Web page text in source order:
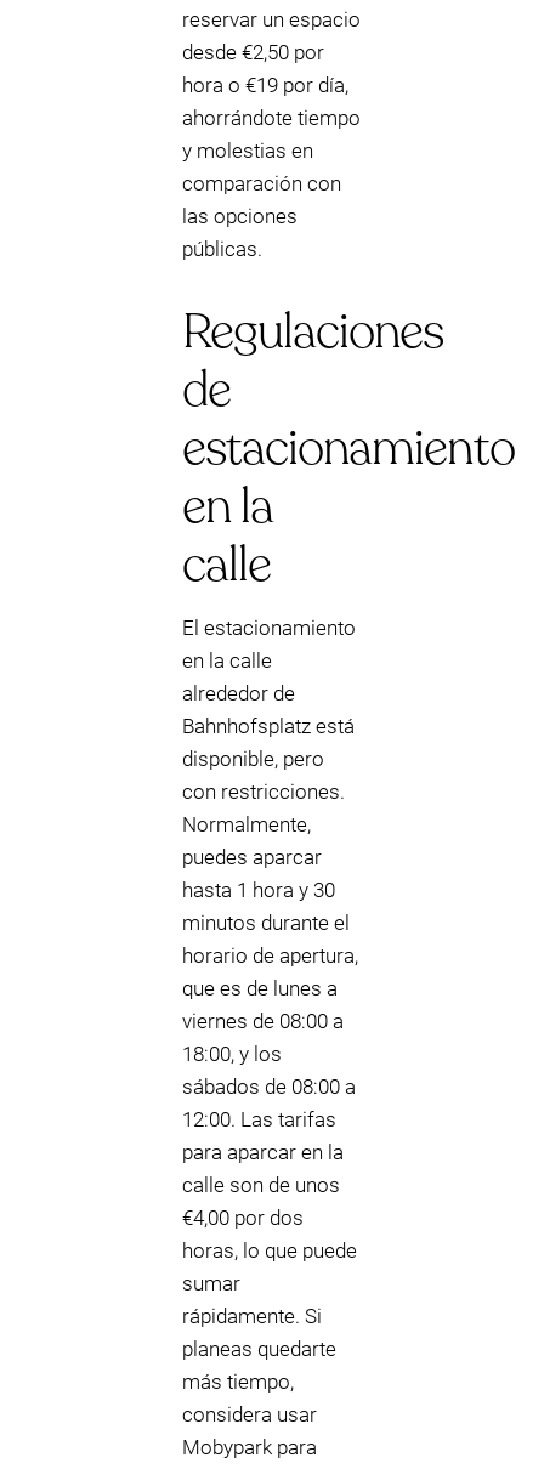
reservar un espacio
desde €2,50 por
hora o €19 por día,
ahorrándote tiempo
y molestias en
comparación con
las opciones
públicas.
Regulaciones
de
estacionamiento
en la
calle
El estacionamiento
en la calle
alrededor de
Bahnhofsplatz está
disponible, pero
con restricciones.
Normalmente,
puedes aparcar
hasta 1 hora y 30
minutos durante el
horario de apertura,
que es de lunes a
viernes de 08:00 a
18:00, y los
sábados de 08:00 a
12:00. Las tarifas
para aparcar en la
calle son de unos
€4,00 por dos
horas, lo que puede
sumar
rápidamente. Si
planeas quedarte
más tiempo,
considera usar
Mobypark para